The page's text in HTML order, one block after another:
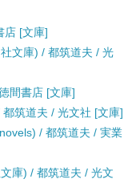
店 [文庫]
文庫) / 都筑道夫 / 光
間書店 [文庫]
筑道夫 / 光文社 [文庫]
/ 都筑道夫 / 実業
庫) / 都筑道夫 / 光文